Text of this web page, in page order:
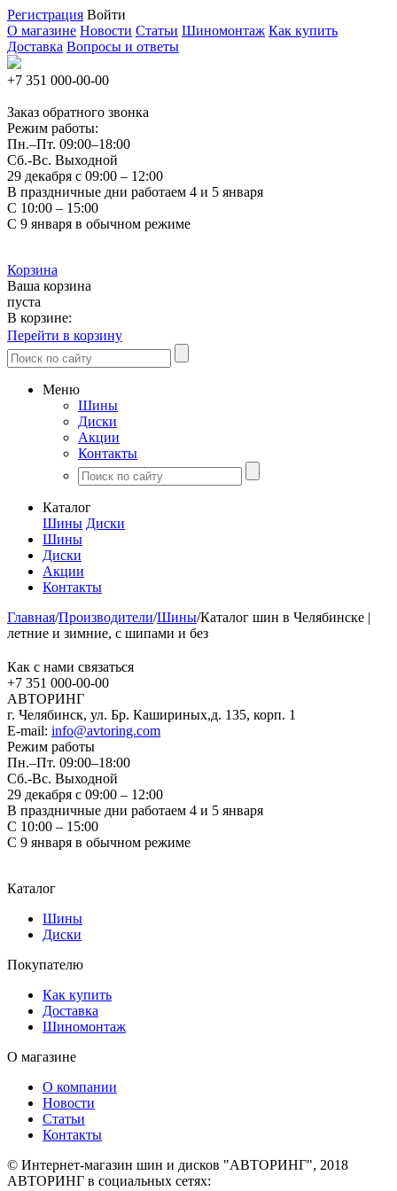
Регистрация Войти
О магазине Новости Статьи Шиномонтаж Как купить
Доставка Вопросы и ответы
+7 351 000-00-00
Заказ обратного звонка
Режим работы:
Пн.–Пт. 09:00–18:00
Сб.-Вс. Выходной
29 декабря с 09:00 – 12:00
В праздничные дни работаем 4 и 5 января
С 10:00 – 15:00
С 9 января в обычном режиме
Корзина
Ваша корзина
пуста
В корзине:
Перейти в корзину
Меню
Шины
Диски
Акции
Контакты
Каталог
Шины Диски
Шины
Диски
Акции
Контакты
Главная/Производители/Шины/Каталог шин в Челябинске |
летние и зимние, с шипами и без
Как с нами связаться
+7 351 000-00-00
АВТОРИНГ
г. Челябинск, ул. Бр. Кашириных,д. 135, корп. 1
E-mail: info@avtoring.com
Режим работы
Пн.–Пт. 09:00–18:00
Сб.-Вс. Выходной
29 декабря с 09:00 – 12:00
В праздничные дни работаем 4 и 5 января
С 10:00 – 15:00
С 9 января в обычном режиме
Каталог
Шины
Диски
Покупателю
Как купить
Доставка
Шиномонтаж
О магазине
О компании
Новости
Статьи
Контакты
© Интернет-магазин шин и дисков "АВТОРИНГ", 2018
АВТОРИНГ в социальных сетях: